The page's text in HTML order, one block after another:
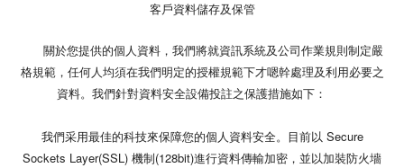
客戶資料儲存及保管
關於您提供的個人資料，我們將就資訊系統及公司作業規則制定嚴
格規範，任何人均須在我們明定的授權規範下才嗯幹處理及利用必要之
資料。我們針對資料安全設備投註之保護措施如下：
我們采用最佳的科技來保障您的個人資料安全。目前以 Secure
Sockets Layer(SSL) 機制(128bit)進行資料傳輸加密，並以加裝防火墻